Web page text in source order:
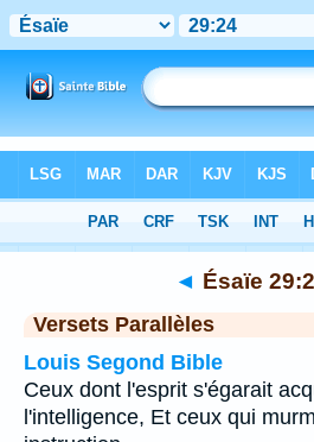
Chapitre 29> Verset 24
◄ Ésaïe
Versets Parallèles
Louis Segond Bible
Ceux dont l'esprit s'égarait
l'intelligence, Et ceux qui